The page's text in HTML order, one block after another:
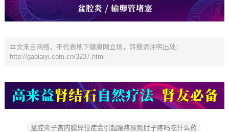
本文来自网络，不代表地下健康网立场，转载请注明出处：
http://gaolaiyi.com.cn/3237.html
盆腔炎子宫内膜异位症会引起腰疼尿频肚子疼吗吃什么药